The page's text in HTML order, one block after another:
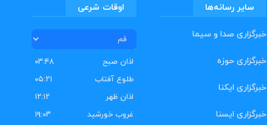
سایر رسانه‌ها
خبرگزاری صدا و سیما
خبرگزاری حوزه
خبرگزاری ایکنا
خبرگزاری ایسنا
اوقات شرعی
اذان صبح
۰۳:۴۸
طلوع آفتاب
۰۵:۲۱
اذان ظهر
۱۲:۱۲
غروب خورشید
۱۹:۰۳